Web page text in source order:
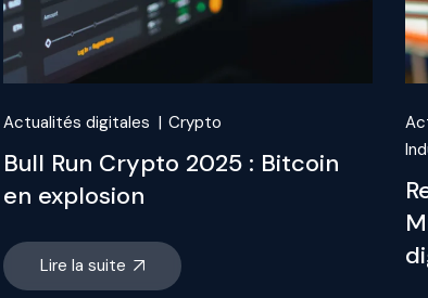
Actualités digitales Crypto
Bull Run Crypto 2025 : Bitcoin
en explosion
Lire la suite